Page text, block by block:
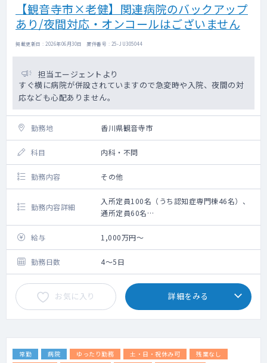
【観音寺市×老健】関連病院のバックアップ
あり/夜間対応・オンコールはございません
掲載更新日 : 2026年06月30日 案件番号 : 25-JU305044
担当エージェントより
すぐ横に病院が併設されていますので急変時や入院、夜間の対
応なども心配ありません。
勤務地 香川県観音寺市
科目 内科・不問
勤務内容 その他
勤務内容詳細
入所定員100名（うち認知症専門棟46名）、
通所定員60名
老健施設の入所者・通所者の健康管理をお願
いします。
給与 1,000万円～
勤務日数 4～5日
お気に入り 詳細をみる
常勤 病院 ゆったり勤務 土・日・祝休み可
残業なし